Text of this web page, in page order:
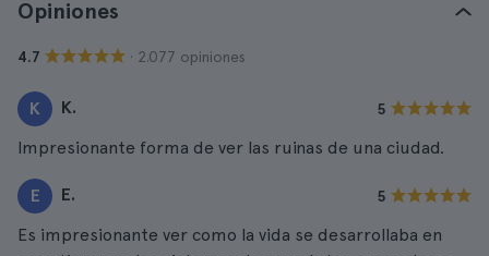
Opiniones
4.7 · 2.077 opiniones
K K. 5
Impresionante forma de ver las ruinas de una ciudad.
E E. 5
Es impresionante ver como la vida se desarrollaba en